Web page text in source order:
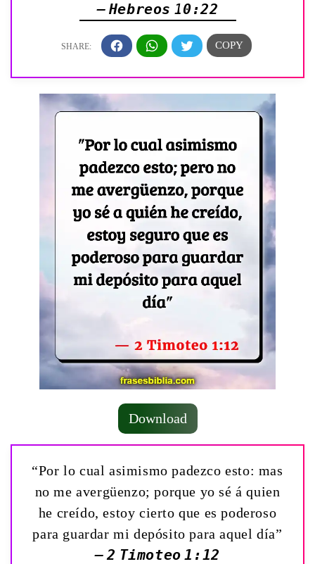
— Hebreos 10:22
Download
“Por lo cual asimismo padezco esto: mas
no me avergüenzo; porque yo sé á quien
he creído, estoy cierto que es poderoso
para guardar mi depósito para aquel día”
— 2 Timoteo 1:12